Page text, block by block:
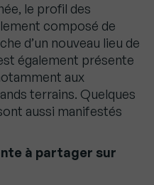
le profil des
composé de
d’un nouveau lieu de
également présente
aux
terrains. Quelques
aussi manifestés
à partager sur